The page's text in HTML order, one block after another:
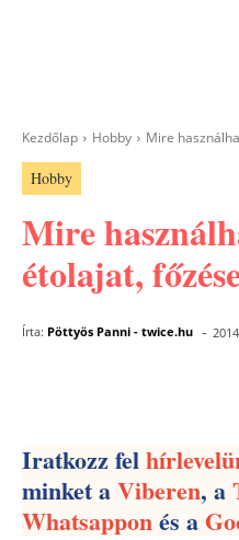
Kezdőlap Hobby Mire
Hobby
Mire
étolajat,
Írta: Pöttyös Panni - twice.hu -
Iratkozz fel
minket aViberen, a
Whatsapponés a